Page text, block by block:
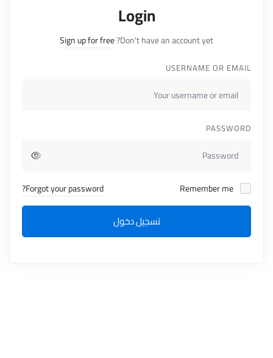
Login
Don't have an account yet?
Sign up for free
USERNAME OR EMAIL
PASSWORD
Forgot your password?
تسجيل دخول